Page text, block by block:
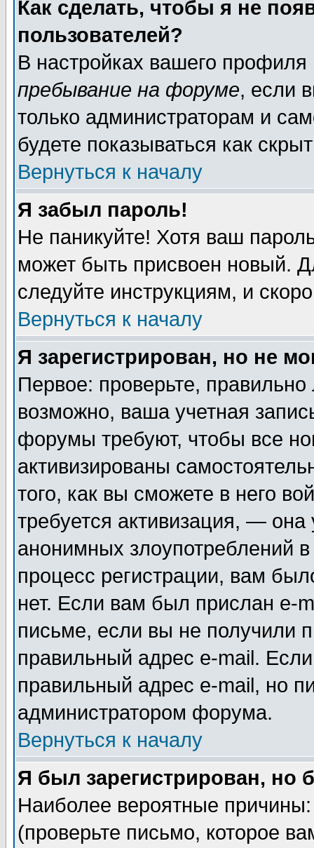
Как сделать, чтобы я не
пользователей?
В настройках вашего
пребывание на форуме, если
только администраторам и
будете показываться как
Вернуться к началу
Я забыл пароль!
Не паникуйте! Хотя ваш
может быть присвоен новый.
следуйте инструкциям, и
Вернуться к началу
Я зарегистрирован, но не
Первое: проверьте,
возможно, ваша учетная
форумы требуют, чтобы все
активизированы
того, как вы сможете в него
требуется активизация, —
анонимных злоупотреблений
процесс регистрации, вам
нет. Если вам был прислан e-
письме, если вы не получили
правильный адрес e-mail.
правильный адрес e-mail, но
администратором форума.
Вернуться к началу
Я был зарегистрирован, но
Наиболее вероятные
(проверьте письмо, которое